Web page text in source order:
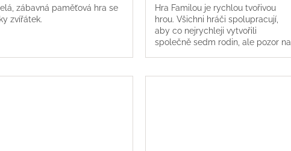
zábavná paměťová hra se
zvířátek.
Hra Familou je rychlou tvořivou
hrou. Všichni hráči spolupracují,
aby co nejrychleji vytvořili
společně sedm rodin, ale pozor na